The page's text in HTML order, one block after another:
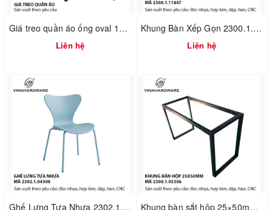
Giá treo quần áo ống oval 1900.1.13506
Liên hệ
Khung Bàn Xếp Gọn 2300.1.11847
Liên hệ
Ghế Lưng Tựa Nhựa 2302.1.04308 Khung bàn sắt hộp 25×50mm – Mã 2300.1.05506